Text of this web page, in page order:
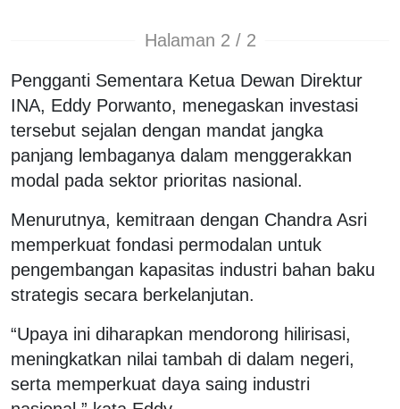
Halaman 2 / 2
Pengganti Sementara Ketua Dewan Direktur
INA, Eddy Porwanto, menegaskan investasi
tersebut sejalan dengan mandat jangka
panjang lembaganya dalam menggerakkan
modal pada sektor prioritas nasional.
Menurutnya, kemitraan dengan Chandra Asri
memperkuat fondasi permodalan untuk
pengembangan kapasitas industri bahan baku
strategis secara berkelanjutan.
“Upaya ini diharapkan mendorong hilirisasi,
meningkatkan nilai tambah di dalam negeri,
serta memperkuat daya saing industri